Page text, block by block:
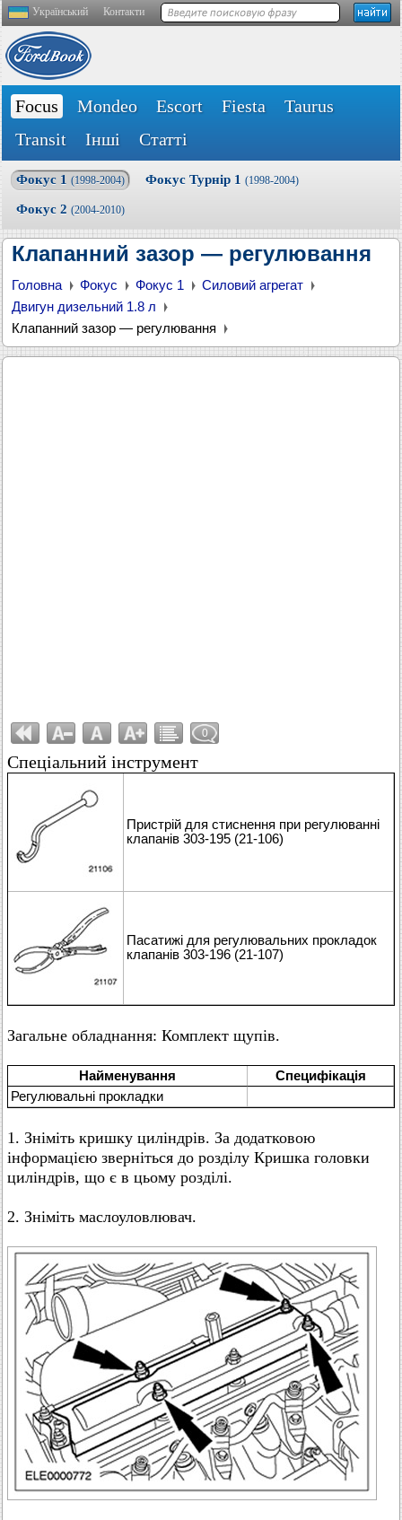
Український Контакти
Focus Mondeo Escort Fiesta
Taurus
Transit
Інші Статті
Фокус 1 (1998-2004) Фокус Турнір 1 (1998-2004)
Фокус 2 (2004-2010)
Клапанний зазор — регулювання
Головна Фокус Фокус 1
Силовий агрегат
Двигун дизельний 1.8 л
Клапанний зазор — регулювання
0
Спеціальний інструмент
Пристрій для стиснення при регулюванні
клапанів 303-195 (21-106)
Пасатижі для регулювальних прокладок
клапанів 303-196 (21-107)
Загальне обладнання: Комплект щупів.
Найменування
Специфікація
Регулювальні прокладки
1. Зніміть кришку циліндрів. За додатковою
інформацією зверніться до розділу Кришка головки
циліндрів, що є в цьому розділі.
2. Зніміть маслоуловлювач.